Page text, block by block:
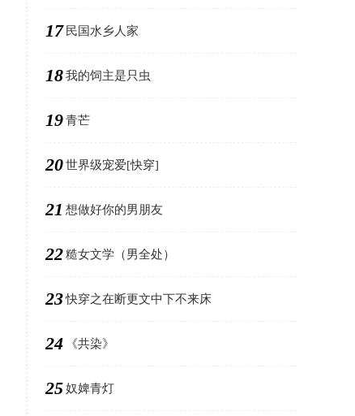
17 民国水乡人家
18我的饲主是只虫
19青芒
20世界级宠爱[快穿]
21 想做好你的男朋友
22糙女文学（男全处）
23快穿之在断更文中下不来床
24 《共染》
25奴婢青灯